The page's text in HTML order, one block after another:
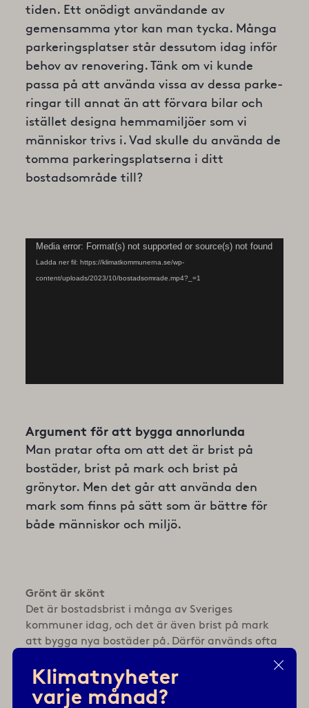
tiden. Ett onödigt användande av
gemensamma ytor kan man tycka. Många
parkeringsplatser står dessutom idag inför
behov av renovering. Tänk om vi kunde
passa på att använda vissa av dessa parke­
ringar till annat än att förvara bilar och
istället designa hemmamiljöer som vi
människor trivs i. Vad skulle du använda de
tomma parkeringsplatserna i ditt
bostadsområde till?
Videospelare
Media error: Format(s) not supported or source(s) not found
Ladda ner fil: https://klimatkommunerna.se/wp-
content/uploads/2023/10/bostadsomrade.mp4?_=1
Argument för att bygga annorlunda
Man pratar ofta om att det är brist på
bostäder, brist på mark och brist på
grönytor. Men det går att använda den
mark som finns på sätt som är bättre för
både människor och miljö.
Grönt är skönt
Det är bostadsbrist i många av Sveriges
kommuner idag, och det är även brist på mark
att bygga nya bostäder på. Därför används ofta
som vi vinner bostäder förlorar vi värden som
gröna ytor erbjuder så som platser för rekreation,
miljöer för växter och djur att trivas i, svalka
Klimatnyheter
varje månad?